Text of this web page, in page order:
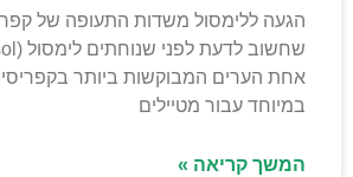
הגעה ללימסול משדות התעופה של
במיוחד עבור מטיילים
המשך קריאה »